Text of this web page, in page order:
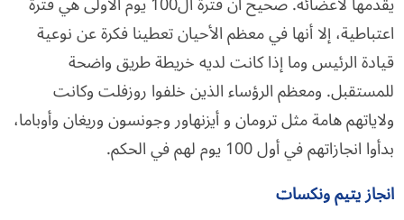
اعتباطية، إلا أنها في معظم الأحيان تعطينا فكرة عن نوعية
قيادة الرئيس وما إذا كانت لديه خريطة طريق واضحة
للمستقبل. ومعظم الرؤساء الذين خلفوا روزفلت وكانت
ولاياتهم هامة مثل ترومان و أيزنهاور وجونسون وريغان وأوباما،
بدأوا انجازاتهم في أول 100 يوم لهم في الحكم.
انجاز يتيم ونكسات